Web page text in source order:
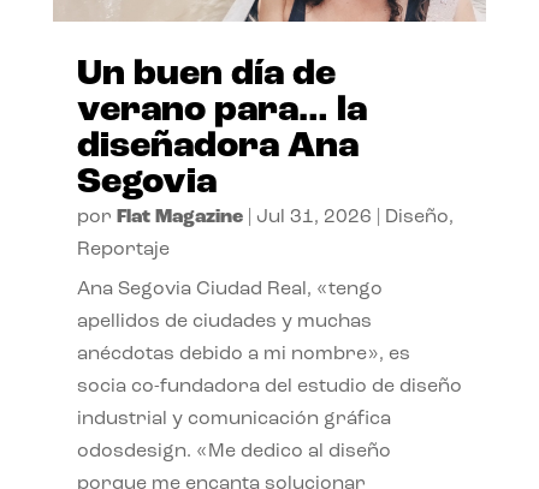
Un buen día de
verano para… la
diseñadora Ana
Segovia
por Flat Magazine| Jul 31, 2026 Diseño,
Reportaje
Ana Segovia Ciudad Real, «tengo
apellidos de ciudades y muchas
anécdotas debido a mi nombre», es
socia co-fundadora del estudio de diseño
industrial y comunicación gráfica
odosdesign. «Me dedico al diseño
porque me encanta solucionar